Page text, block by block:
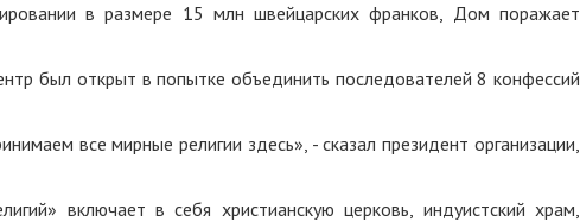
в размере 15 млн швейцарских франков, Дом поражает
был открыт в попытке объединить последователей 8 конфессий
все мирные религии здесь», - сказал президент организации,
включает в себя христианскую церковь, индуистский храм,